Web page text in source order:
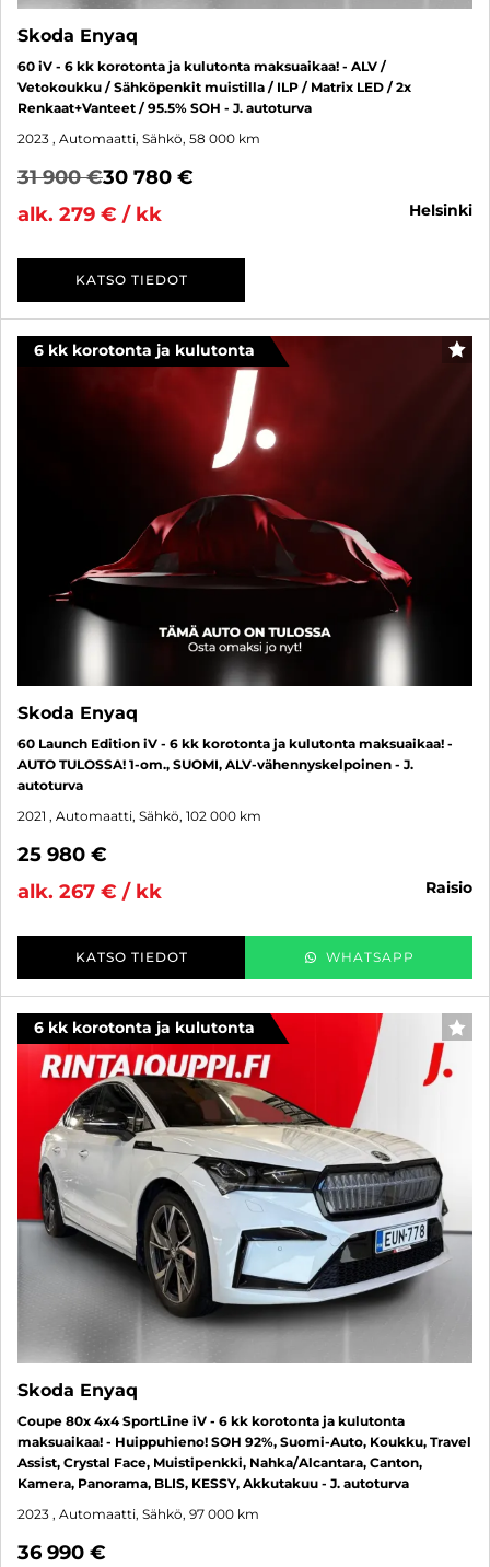
Skoda Enyaq
60 iV - 6 kk korotonta ja kulutonta maksuaikaa! - ALV /
Vetokoukku / Sähköpenkit muistilla / ILP / Matrix LED / 2x
Renkaat+Vanteet / 95.5% SOH - J. autoturva
2023 , Automaatti, Sähkö, 58 000 km
31 900 €30 780 €
alk. 279 € / kk
helsinki
KATSO TIEDOT
6 kk korotonta ja kulutonta
Skoda Enyaq
60 Launch Edition iV - 6 kk korotonta ja kulutonta maksuaikaa! -
AUTO TULOSSA! 1-om., SUOMI, ALV-vähennyskelpoinen - J.
autoturva
2021 , Automaatti, Sähkö, 102 000 km
25 980 €
alk. 267 € / kk
raisio
KATSO TIEDOT WHATSAPP
6 kk korotonta ja kulutonta
Skoda Enyaq
Coupe 80x 4x4 SportLine iV - 6 kk korotonta ja kulutonta
maksuaikaa! - Huippuhieno! SOH 92%, Suomi-Auto, Koukku, Travel
Assist, Crystal Face, Muistipenkki, Nahka/Alcantara, Canton,
Kamera, Panorama, BLIS, KESSY, Akkutakuu - J. autoturva
2023 , Automaatti, Sähkö, 97 000 km
36 990 €